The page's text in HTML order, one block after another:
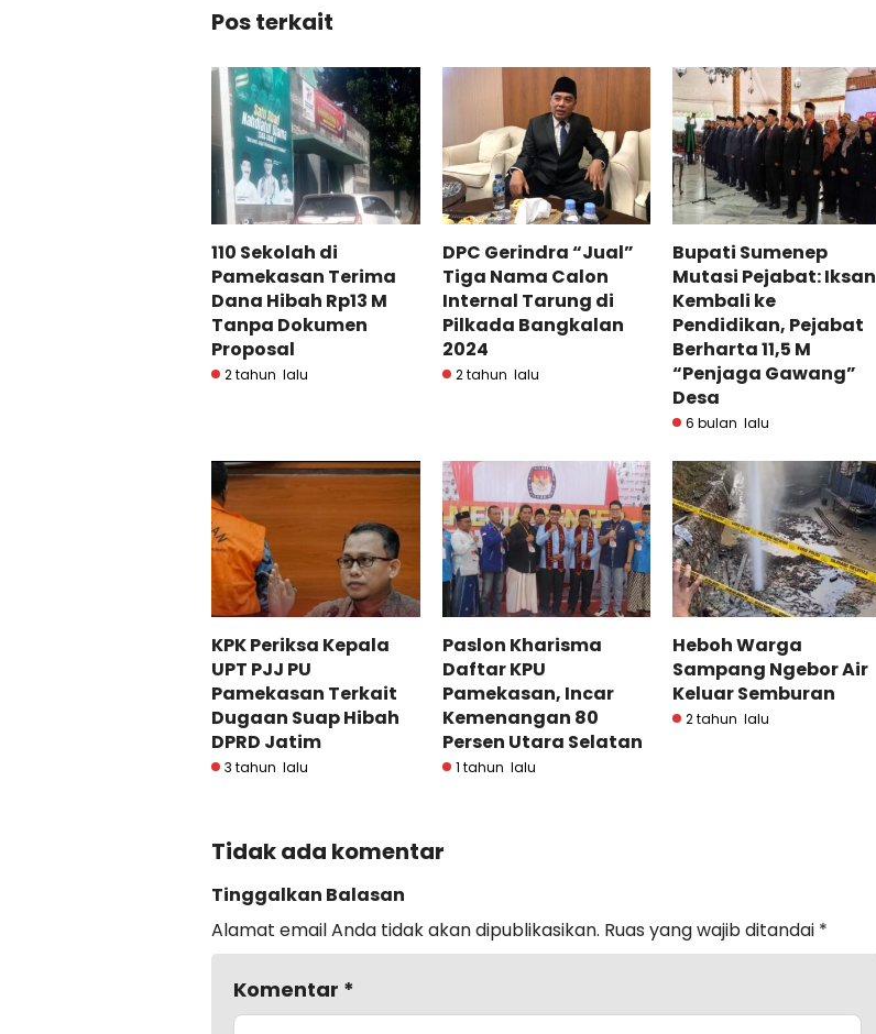
Pos terkait
110 Sekolah di
Pamekasan Terima
Dana Hibah Rp13 M
Tanpa Dokumen
Proposal
2 tahun lalu
DPC Gerindra “Jual”
Tiga Nama Calon
Internal Tarung di
Pilkada Bangkalan
2024
2 tahun lalu
Bupati Sumenep
Mutasi Pejabat: Iksan
Kembali ke
Pendidikan, Pejabat
Berharta 11,5 M
“Penjaga Gawang”
Desa
6 bulan lalu
KPK Periksa Kepala
UPT PJJ PU
Pamekasan Terkait
Dugaan Suap Hibah
DPRD Jatim
3 tahun lalu
Paslon Kharisma
Daftar KPU
Pamekasan, Incar
Kemenangan 80
Persen Utara Selatan
1 tahun lalu
Heboh Warga
Sampang Ngebor Air
Keluar Semburan
2 tahun lalu
Tidak ada komentar
Tinggalkan Balasan
Alamat email Anda tidak akan dipublikasikan. Ruas yang wajib ditandai *
Komentar *